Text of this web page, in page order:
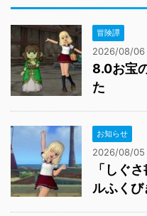
冒険譚
2026/08/06
8.0お宝
た
お知らせ
2026/08/05
「しぐ
ルふく